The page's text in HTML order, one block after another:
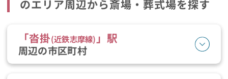
のエリア周辺から斎場・葬式場を探す
「沓掛(近鉄志摩線) 」駅
周辺の市区町村